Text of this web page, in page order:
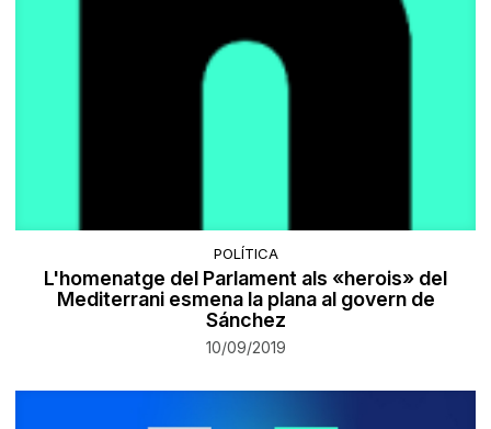
POLÍTICA
L'homenatge del Parlament als «herois» del
Mediterrani esmena la plana al govern de
Sánchez
10/09/2019